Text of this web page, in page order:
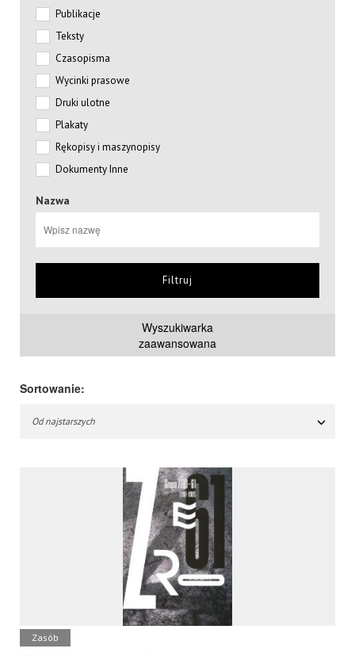
Publikacje
Teksty
Czasopisma
Wycinki prasowe
Druki ulotne
Plakaty
Rękopisy i maszynopisy
Dokumenty Inne
Nazwa
Filtruj
Wyszukiwarka
zaawansowana
Sortowanie:
Od najstarszych
Zasób